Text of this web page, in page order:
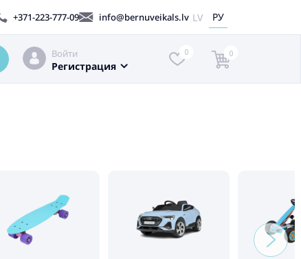
+371-223-777-09 info@bernuveikals.lv LV РУ
Войти
Регистрация
0 0